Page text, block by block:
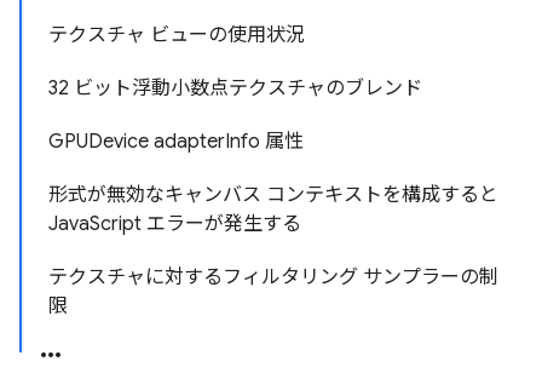
テクスチャ ビューの使用状況
32 ビット浮動小数点テクスチャのブレンド
GPUDevice adapterInfo 属性
形式が無効なキャンバス コンテキストを構成すると
JavaScript エラーが発生する
テクスチャに対するフィルタリング サンプラーの制
限